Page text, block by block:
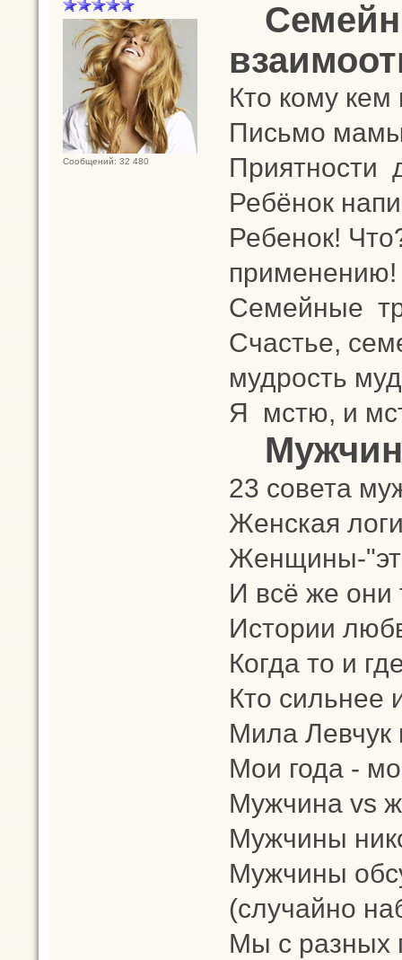
Сообщений: 32 480
Кто кому кем
Письмо
Приятности
Ребёнок
Ребенок!
применению!
Семейные
Счастье,
мудрость
Я мстю, и
23 совета
Женская
Женщины-
И всё же они
Истории
Когда то и
Кто сильнее
Мила Левчук
Мои года -
Мужчина vs
Мужчины
Мужчины
(случайно
Мы с разных